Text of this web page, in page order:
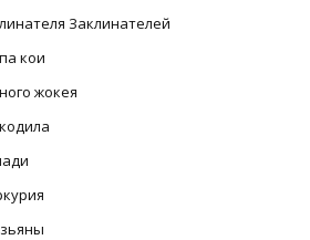
Заклинателей
кои
жокея